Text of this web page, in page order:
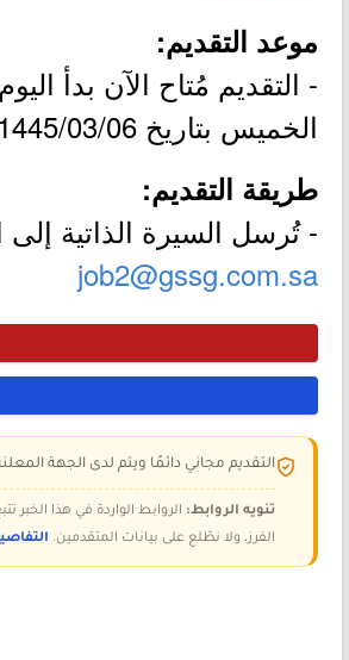
موعد التقديم:
الخميس بتاريخ 1445/03/06هـ الموافق 2023/09/21م.
طريقة التقديم:
- تُرسل السيرة الذاتية إلى
job2@gssg.com.sa
التقديم مجاني دائمًا ويتم لدى الجهة
تنويه الروابط: الروابط الواردة في هذا
الفرز، ولا نطّلع على بيانات المتقدمين.